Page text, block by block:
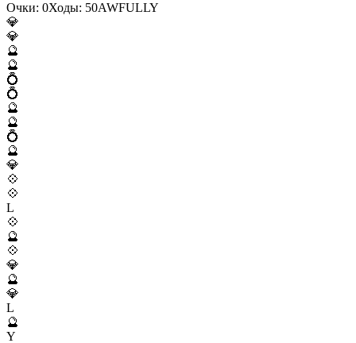
Очки: 0Ходы: 50AWFULLY
💎
💎
🔮
🔮
💍
💍
🔮
🔮
💍
🔮
💎
💠
💠
L
💠
🔮
💠
💎
🔮
💎
L
🔮
Y